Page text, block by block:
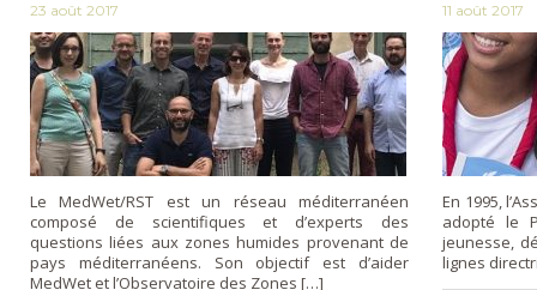
23 août 2017
Le MedWet/RST est un réseau méditerranéen
composé de scientifiques et d’experts des
questions liées aux zones humides provenant de
pays méditerranéens. Son objectif est d’aider
MedWet et l’Observatoire des Zones […]
11 août 2017
En 1995,
adopté le
jeunesse,
lignes